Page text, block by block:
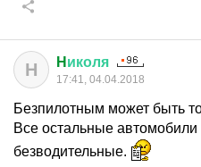
H H иколя
17:41, 04.04.2018
Безпилотным может быть
Все остальные
безводительные.